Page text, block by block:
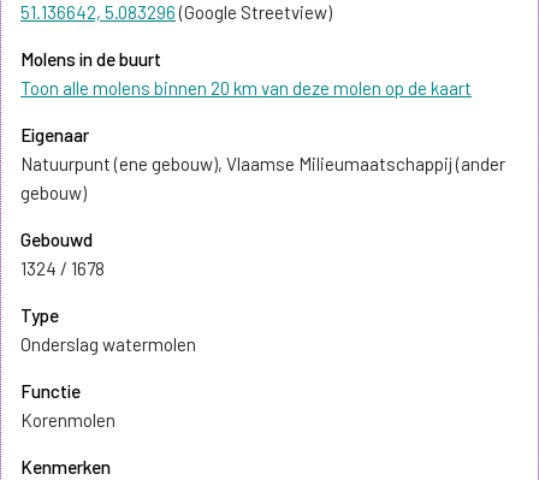
51.136642, 5.083296(Google Streetview)
Molens in de buurt
Toon alle molens binnen 20 km van deze molen op de kaart
Eigenaar
Natuurpunt (ene gebouw), Vlaamse Milieumaatschappij (ander
gebouw)
Gebouwd
1324 / 1678
Type
Onderslag watermolen
Functie
Korenmolen
Kenmerken